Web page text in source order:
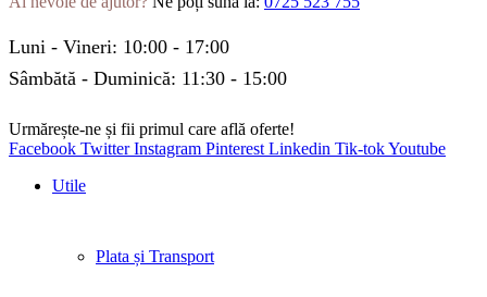
Luni - Vineri: 10:00 - 17:00
Sâmbătă - Duminică: 11:30 - 15:00
Urmărește-ne și fii primul care află oferte!
Facebook Twitter Instagram Pinterest Linkedin Tik-tokYoutube
Utile
Plata și Transport